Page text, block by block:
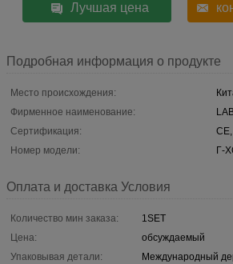
Лучшая цена
Подробная информация о продукте
Место происхождения:
Фирменное наименование:
Сертификация:
Номер модели:
Г-
Оплата и доставка Условия
Количество мин заказа:
1SET
Цена:
обсуждаемый
Упаковывая детали:
Международный